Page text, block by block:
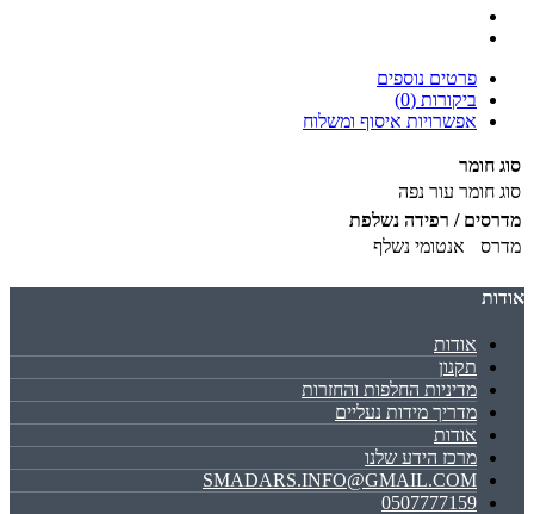
פרטים נוספים
ביקורות (0)
אפשרויות איסוף ומשלוח
סוג חומר
סוג חומר עור נפה
מדרסים / רפידה נשלפת
מדרס
אנטומי נשלף
אודות
אודות
תקנון
מדיניות החלפות והחזרות
מדריך מידות נעליים
אודות
מרכז הידע שלנו
SMADARS.INFO@GMAIL.COM
0507777159